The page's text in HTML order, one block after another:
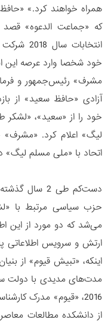
همراه خواهند کرد.»
که «جماعت الدعوه»
خود شخصا وارد عرصه این
مشرف» رئیس‌جمهور و
آزادی «حافظ سعید» از
خود را از «سعید»،
لیگ» اعلام کرد. «مشرف»
اتحاد با «ملی مسلم لیگ» در
دست‌کم طی 2
حزب سیاسی مرتبط با
می‌شد که دو مورد از این
ارتش و سرویس اطلاعاتی
اینکه، «تبیش قیوم» از
مدت‌های مدیدی با دولت
2016، «قیوم» مدرک
از دانشکده مطالعات